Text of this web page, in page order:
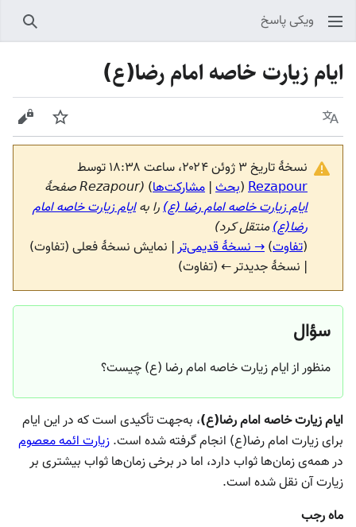
ویکی پاسخ
ایام زیارت خاصه امام رضا(ع)
زبان پیگیری
نسخهٔ تاریخ ‏۳ ژوئن ۲۰۲۴، ساعت ۱۸:۳۸ توسط
Rezapour
(بحث | مشارکت‌ها) (Rezapour صفحهٔ
ایام زیارت خاصه امام رضا (ع)را بهایام زیارت خاصه امام
رضا(ع)منتقل کرد)
(تفاوت) → نسخهٔ قدیمی‌تر| نمایش نسخهٔ فعلی (تفاوت)
| نسخهٔ جدیدتر ← (تفاوت)
سؤال
منظور از ایام زیارت خاصه امام رضا (ع) چیست؟
ایام زیارت خاصه امام رضا(ع)، به‌جهت تأکیدی است که در این ایام
برای زیارت امام رضا(ع) انجام گرفته شده است. زیارت ائمه معصوم
در همه‌ی زمان‌ها ثواب دارد، اما در برخی زمان‌ها ثواب بیشتری بر
زیارت آن نقل شده است.
ماه رجب